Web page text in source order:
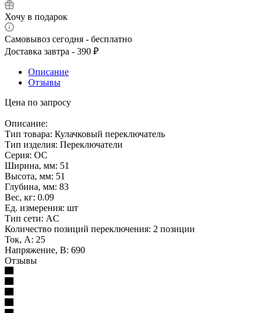
Хочу в подарок
Самовывоз сегодня - бесплатно
Доставка завтра - 390 ₽
Описание
Отзывы
Цена по запросу
Описание:
Тип товара: Кулачковый переключатель
Тип изделия: Переключатели
Серия: OC
Ширина, мм: 51
Высота, мм: 51
Глубина, мм: 83
Вес, кг: 0.09
Ед. измерения: шт
Тип сети: AC
Количество позиций переключения: 2 позиции
Ток, А: 25
Напряжение, В: 690
Отзывы